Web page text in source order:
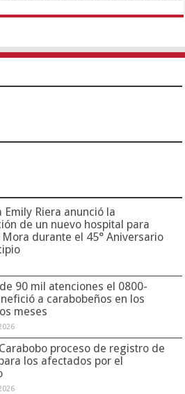
Emily Riera anunció la
de un nuevo hospital para
Mora durante el 45° Aniversario
90 mil atenciones el 0800-
a carabobeños en los
meses
proceso de registro de
los afectados por el